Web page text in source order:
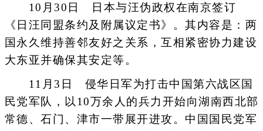
10月30日 日本与汪伪政权在南京签订
《日汪同盟条约及附属议定书》。其内容是：两
国永久维持善邻友好之关系，互相紧密协力建设
大东亚并确保其安定等。
11月3日 侵华日军为打击中国第六战区国
民党军队，以10万余人的兵力开始向湖南西北部
常德、石门、津市一带展开进攻。中国国民党军